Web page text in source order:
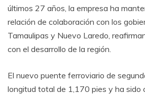
últimos 27 años, la empresa ha
relación de colaboración con los
Tamaulipas y Nuevo Laredo,
con el desarrollo de la región.
El nuevo puente ferroviario de
longitud total de 1,170 pies y ha sido